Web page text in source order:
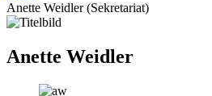
Anette Weidler (Sekretariat)
Anette Weidler